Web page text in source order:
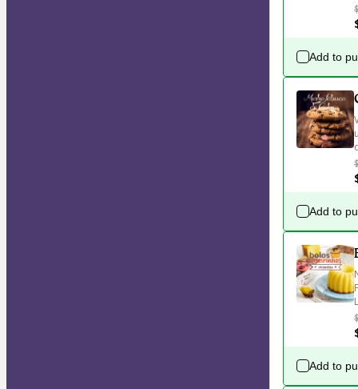
Add to
Add to
Add to